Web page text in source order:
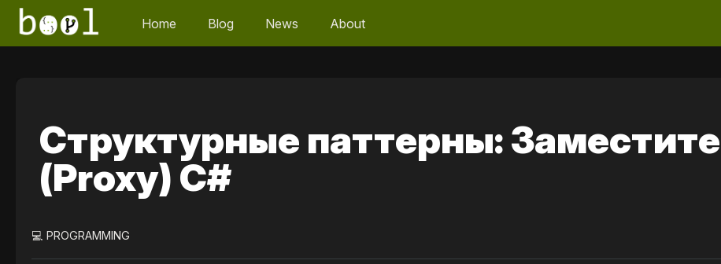
Home Blog News About
Структурные паттерны:
(Proxy) C#
💻 PROGRAMMING